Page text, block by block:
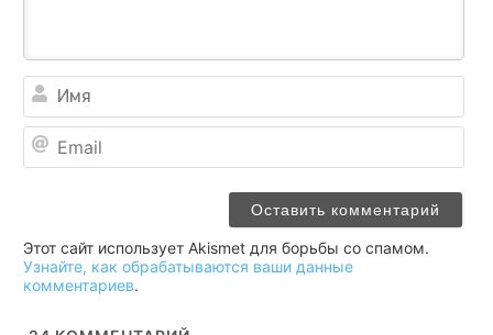
Этот сайт использует Akismet для борьбы со спамом.
Узнайте, как обрабатываются ваши данные
комментариев.